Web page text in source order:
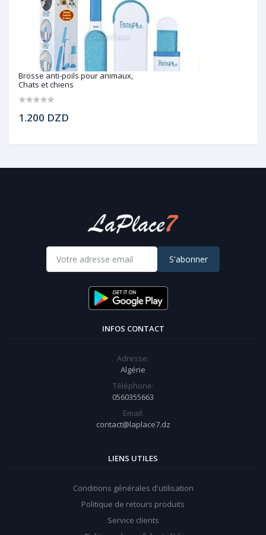
Brosse anti-poils pour animaux,
Chats et chiens
1.200 DZD
S'abonner
INFOS CONTACT
Adresse:
Algérie
Téléphone:
0560355663
Email:
contact@laplace7.dz
LIENS UTILES
Conditions générales d'utilisation
Politique de retours produits
Service clients